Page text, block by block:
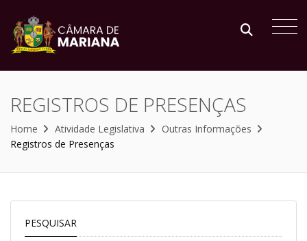
REGISTROS DE PRESENÇAS
Home Atividade Legislativa
Outras Informações
Registros de Presenças
PESQUISAR